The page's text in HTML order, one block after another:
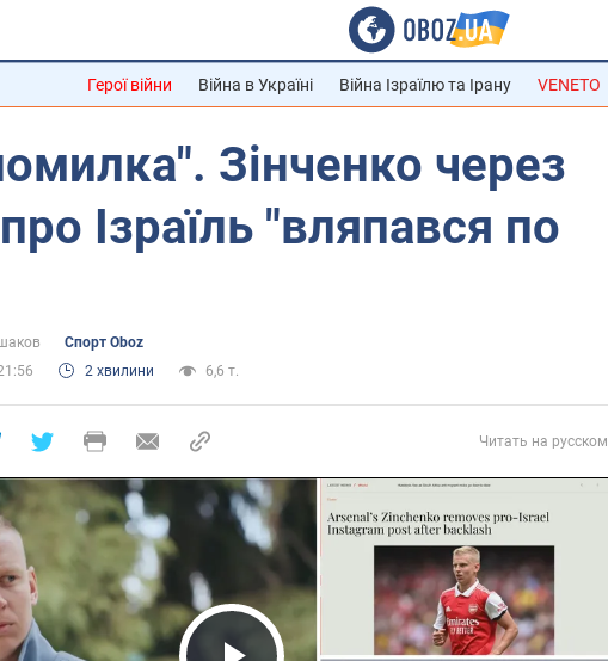
Герої війни Війна в Україні Війна Ізраїлю та Ірану VENETO
Зінченко через
Ізраїль "вляпався по
Спорт Oboz
2 хвилини 6,6 т.
Читать на русском